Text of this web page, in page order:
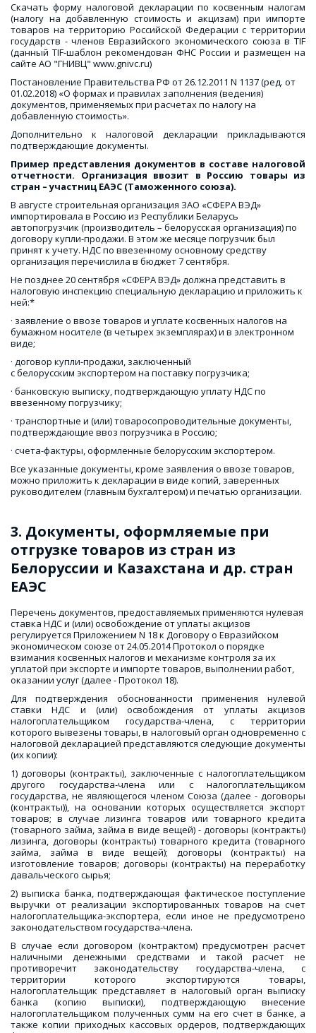
Скачать форму налоговой декларации по косвенным налогам
(налогу на добавленную стоимость и акцизам) при импорте
товаров на территорию Российской Федерации с территории
государств - членов Евразийского экономического союза в TIF
(данный TIF-шаблон рекомендован ФНС России и размещен на
сайте АО "ГНИВЦ" www.gnivc.ru)
Постановление Правительства РФ от 26.12.2011 N 1137 (ред. от
01.02.2018) «О формах и правилах заполнения (ведения)
документов, применяемых при расчетах по налогу на
добавленную стоимость».
Дополнительно к налоговой декларации прикладываются
подтверждающие документы.
Пример представления документов в составе налоговой
отчетности. Организация ввозит в Россию товары из
стран – участниц ЕАЭС (Таможенного союза).
В августе строительная организация ЗАО «СФЕРА ВЭД»
импортировала в Россию из Республики Беларусь
автопогрузчик (производитель – белорусская организация) по
договору купли-продажи. В этом же месяце погрузчик был
принят к учету. НДС по ввезенному основному средству
организация перечислила в бюджет 7 сентября.
Не позднее 20 сентября «СФЕРА ВЭД» должна представить в
налоговую инспекцию специальную декларацию и приложить к
ней:*
· заявление о ввозе товаров и уплате косвенных налогов на
бумажном носителе (в четырех экземплярах) и в электронном
виде;
· договор купли-продажи, заключенный
с белорусским экспортером на поставку погрузчика;
· банковскую выписку, подтверждающую уплату НДС по
ввезенному погрузчику;
· транспортные и (или) товаросопроводительные документы,
подтверждающие ввоз погрузчика в Россию;
· счета-фактуры, оформленные белорусским экспортером.
Все указанные документы, кроме заявления о ввозе товаров,
можно приложить к декларации в виде копий, заверенных
руководителем (главным бухгалтером) и печатью организации.
3. Документы, оформляемые при
отгрузке товаров из стран из
Белоруссии и Казахстана и др. стран
ЕАЭС
Перечень документов, предоставляемых применяются нулевая
ставка НДС и (или) освобождение от уплаты акцизов
регулируется Приложением N 18 к Договору о Евразийском
экономическом союзе от 24.05.2014 Протокол о порядке
взимания косвенных налогов и механизме контроля за их
уплатой при экспорте и импорте товаров, выполнении работ,
оказании услуг (далее - Протокол 18).
Для подтверждения обоснованности применения нулевой
ставки НДС и (или) освобождения от уплаты акцизов
налогоплательщиком государства-члена, с территории
которого вывезены товары, в налоговый орган одновременно с
налоговой декларацией представляются следующие документы
(их копии):
1) договоры (контракты), заключенные с налогоплательщиком
другого государства-члена или с налогоплательщиком
государства, не являющегося членом Союза (далее - договоры
(контракты)), на основании которых осуществляется экспорт
товаров; в случае лизинга товаров или товарного кредита
(товарного займа, займа в виде вещей) - договоры (контракты)
лизинга, договоры (контракты) товарного кредита (товарного
займа, займа в виде вещей); договоры (контракты) на
изготовление товаров; договоры (контракты) на переработку
давальческого сырья;
2) выписка банка, подтверждающая фактическое поступление
выручки от реализации экспортированных товаров на счет
налогоплательщика-экспортера, если иное не предусмотрено
законодательством государства-члена.
В случае если договором (контрактом) предусмотрен расчет
наличными денежными средствами и такой расчет не
противоречит законодательству государства-члена, с
территории которого экспортируются товары,
налогоплательщик представляет в налоговый орган выписку
банка (копию выписки), подтверждающую внесение
налогоплательщиком полученных сумм на его счет в банке, а
также копии приходных кассовых ордеров, подтверждающих